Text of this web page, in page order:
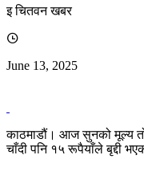
इ चितवन खबर
June 13, 2025
काठमाडौं। आज सुनको मूल्य
चाँदी पनि १५ रूपैयाँले बृद्दी